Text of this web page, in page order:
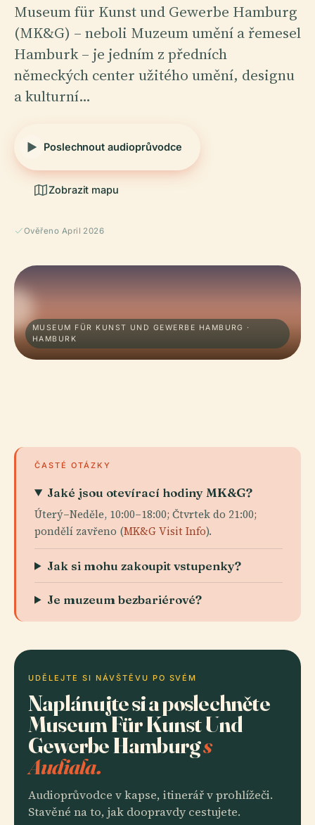
Museum für Kunst und Gewerbe Hamburg
(MK&G) – neboli Muzeum umění a řemesel
Hamburk – je jedním z předních
německých center užitého umění, designu
a kulturní…
Poslechnout audioprůvodce
Zobrazit mapu
Ověřeno April 2026
MUSEUM FÜR KUNST UND GEWERBE HAMBURG ·
HAMBURK
ČASTÉ OTÁZKY
Jaké jsou otevírací hodiny MK&G?
Úterý–Neděle, 10:00–18:00; Čtvrtek do 21:00;
pondělí zavřeno (MK&G Visit Info).
Jak si mohu zakoupit vstupenky?
Je muzeum bezbariérové?
UDĚLEJTE SI NÁVŠTĚVU PO SVÉM
Naplánujte si a poslechněte
Museum Für Kunst Und
Gewerbe Hamburgs
Audiala.
Audioprůvodce v kapse, itinerář v prohlížeči.
Stavěné na to, jak doopravdy cestujete.